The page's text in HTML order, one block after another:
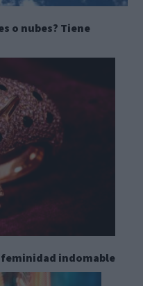
o nubes? Tiene
indomable